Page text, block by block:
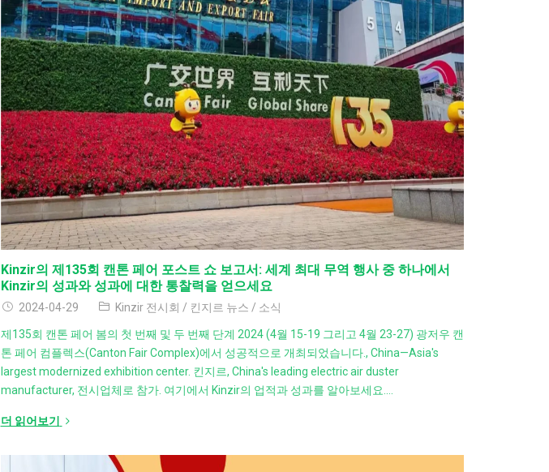
Kinzir의 제135회 캔톤 페어 포스트 쇼 보고서: 세계 최대 무역 행사 중 하나에서
Kinzir의 성과와 성과에 대한 통찰력을 얻으세요
2024-04-29 Kinzir 전시회 / 킨지르 뉴스 / 소식
제135회 캔톤 페어 봄의 첫 번째 및 두 번째 단계 2024 (4월 15-19 그리고 4월 23-27) 광저우 캔
톤 페어 컴플렉스(Canton Fair Complex)에서 성공적으로 개최되었습니다., China—Asia's
largest modernized exhibition center. 킨지르, China's leading electric air duster
manufacturer, 전시업체로 참가. 여기에서 Kinzir의 업적과 성과를 알아보세요.…
더 읽어보기